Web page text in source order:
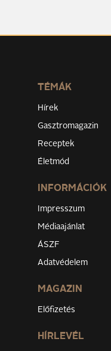
TÉMÁK
Hírek
Gasztromagazin
Receptek
Életmód
INFORMÁCIÓK
Impresszum
Médiaajánlat
ÁSZF
Adatvédelem
MAGAZIN
Előfizetés
HÍRLEVÉL